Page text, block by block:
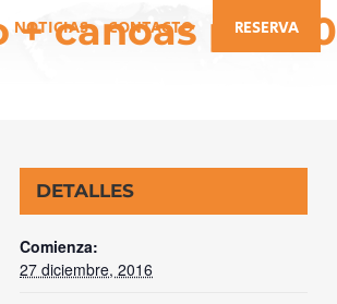
NOTICIAS CONTACTO RESERVA
+ canoas por 90
DETALLES
Comienza:
27 diciembre, 2016